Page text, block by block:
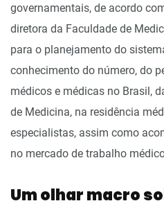
governamentais, de acordo
diretora da Faculdade de
para o planejamento do
conhecimento do número, do
médicos e médicas no Brasil,
de Medicina, na residência
especialistas, assim como
no mercado de trabalho
Um olhar macro